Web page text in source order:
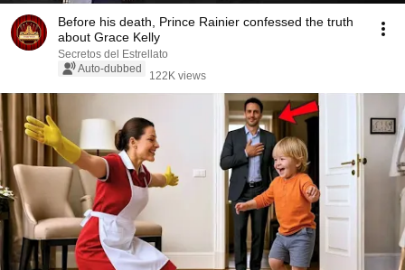
Before his death, Prince Rainier confessed the truth
about Grace Kelly
Secretos del Estrellato
Auto-dubbed
122K views